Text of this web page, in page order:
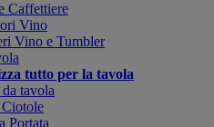
Caffettiere
Vino
Vino e Tumbler
tutto per la tavola
tavola
Portata